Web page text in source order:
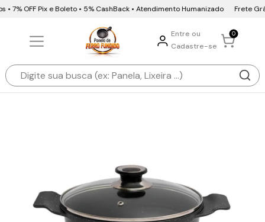
OFF Pix e Boleto • 5% CashBack • Atendimento Humanizado Frete
Entre ou
Cadastre-se
0